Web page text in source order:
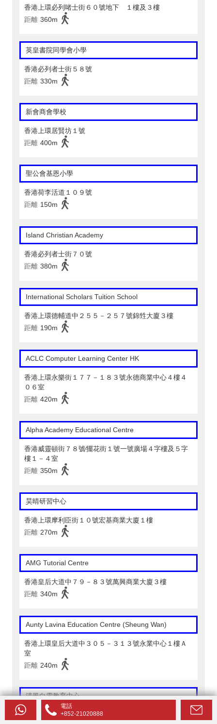
香港上環必列啫士街６０號地下 １樓及３樓
距離 360m
英皇書院同學會小學
香港必列者士街５８號
距離 330m
新會商會學校
香港上環居賢坊１號
距離 400m
聖公會基恩小學
香港荷李活道１０９號
距離 150m
Island Christian Academy
香港必列者士街７０號
距離 380m
International Scholars Tuition School
香港上環德輔道中２５５－２５７號錦甡大廈３樓
距離 190m
ACLC Computer Learning Center HK
香港上環永樂街１７７－１８３號永德商業中心４樓４
０６室
距離 420m
Alpha Academy Educational Centre
香港威靈頓街７８號∕擺花街１號一號廣場４字樓及５字
樓１－４室
距離 350m
昊晴研習中心
香港上環摩利臣街１０號宏基商業大廈１樓
距離 270m
AMG Tutorial Centre
香港皇后大道中７９－８３號萬興商業大廈３樓
距離 340m
Aunty Lavina Education Centre (Sheung Wan)
香港上環皇后大道中３０５－３１３號永業中心１樓Ａ
室
距離 240m
清風白雲教育中心
香港上環樂古道３８號啓時大廈第二高層地下Ｐ２０９
電話
+852-21020888